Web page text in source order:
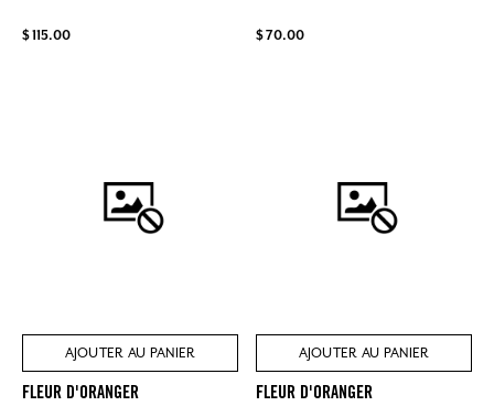
$ 115.00 $ 70.00
AJOUTER AU PANIER
FLEUR D'ORANGER
AJOUTER AU PANIER
FLEUR D'ORANGER